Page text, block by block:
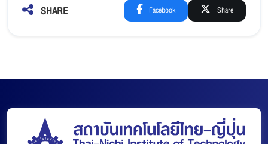
SHARE Facebook Share